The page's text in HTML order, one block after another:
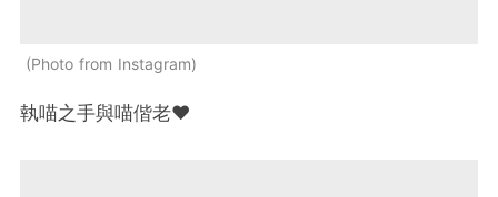
Photo from Instagram
執喵之手與喵偕老❤